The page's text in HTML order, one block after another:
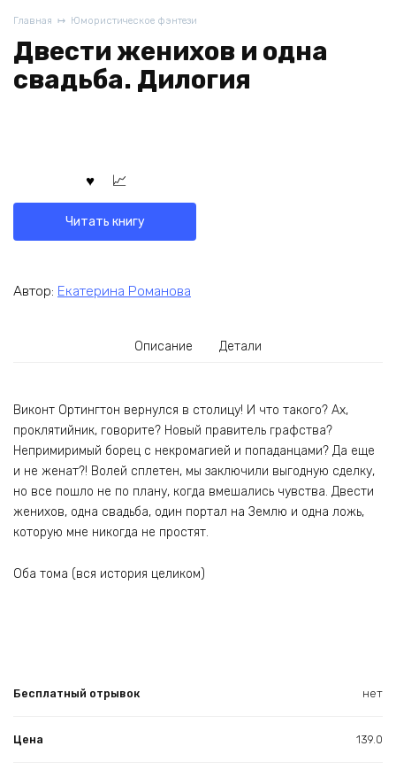
Главная Юмористическое фэнтези
Двести женихов и одна
свадьба. Дилогия
Читать книгу
Автор: Екатерина Романова
Описание Детали
Виконт Ортингтон вернулся в столицу! И что такого? Ах,
проклятийник, говорите? Новый правитель графства?
Непримиримый борец с некромагией и попаданцами? Да еще
и не женат?! Волей сплетен, мы заключили выгодную сделку,
но все пошло не по плану, когда вмешались чувства. Двести
женихов, одна свадьба, один портал на Землю и одна ложь,
которую мне никогда не простят.
Оба тома (вся история целиком)
Бесплатный отрывок нет
Цена 139.0